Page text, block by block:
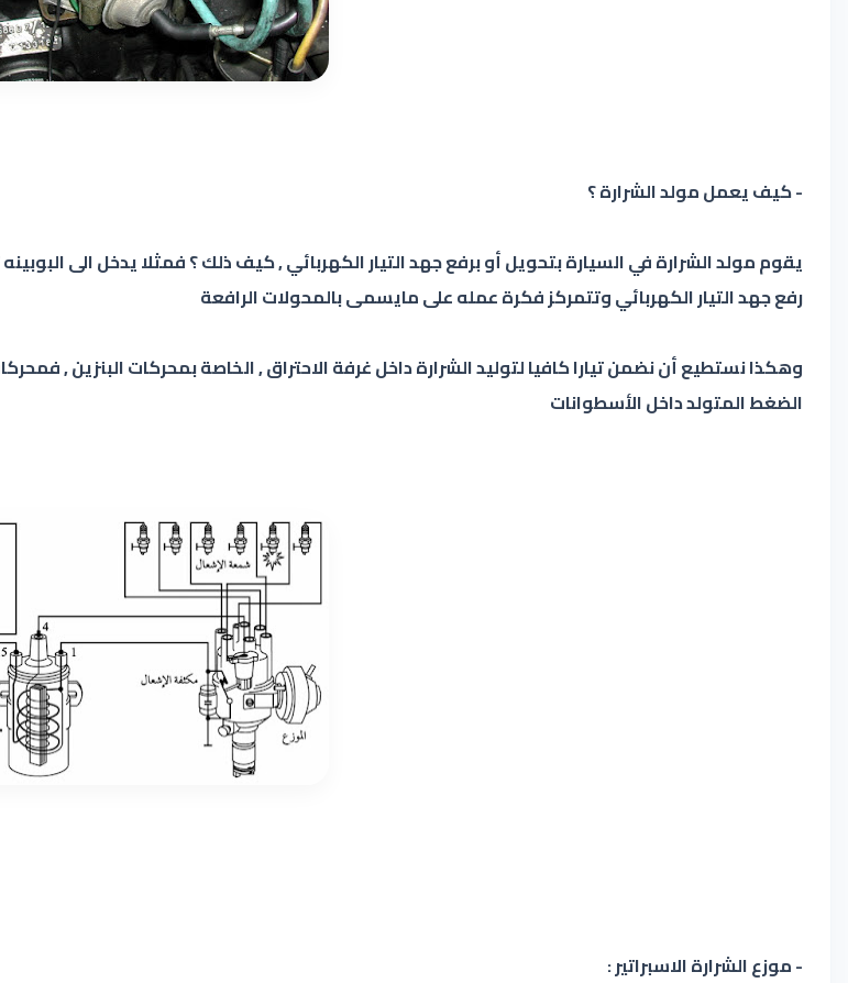
- كيف يعمل مولد الشرارة ؟
رفع جهد التيار الكهربائي وتتمركز فكرة عمله على مايسمى بالمحولات الرافعة
وهكذا نستطيع أن نضمن تيارا كافيا لتوليد الشرارة داخل غرفة الاحتراق , الخاصة بمحركات البنزين ,
الضغط المتولد داخل الأسطوانات
- موزع الشرارة الاسبراتير :